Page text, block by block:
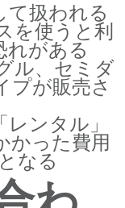
て扱われる
を使うと利
れがある
ル、セミダ
プが販売さ
ンタル」
かった費用
なる